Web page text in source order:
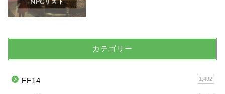
カテゴリー
FF14 1,492